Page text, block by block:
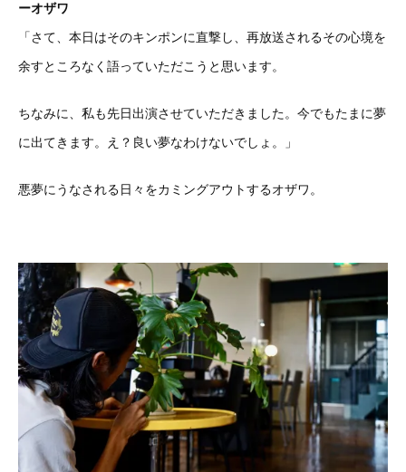
ーオザワ
「さて、本日はそのキンポンに直撃し、再放送されるその心境を
余すところなく語っていただこうと思います。
ちなみに、私も先日出演させていただきました。今でもたまに夢
に出てきます。え？良い夢なわけないでしょ。」
悪夢にうなされる日々をカミングアウトするオザワ。